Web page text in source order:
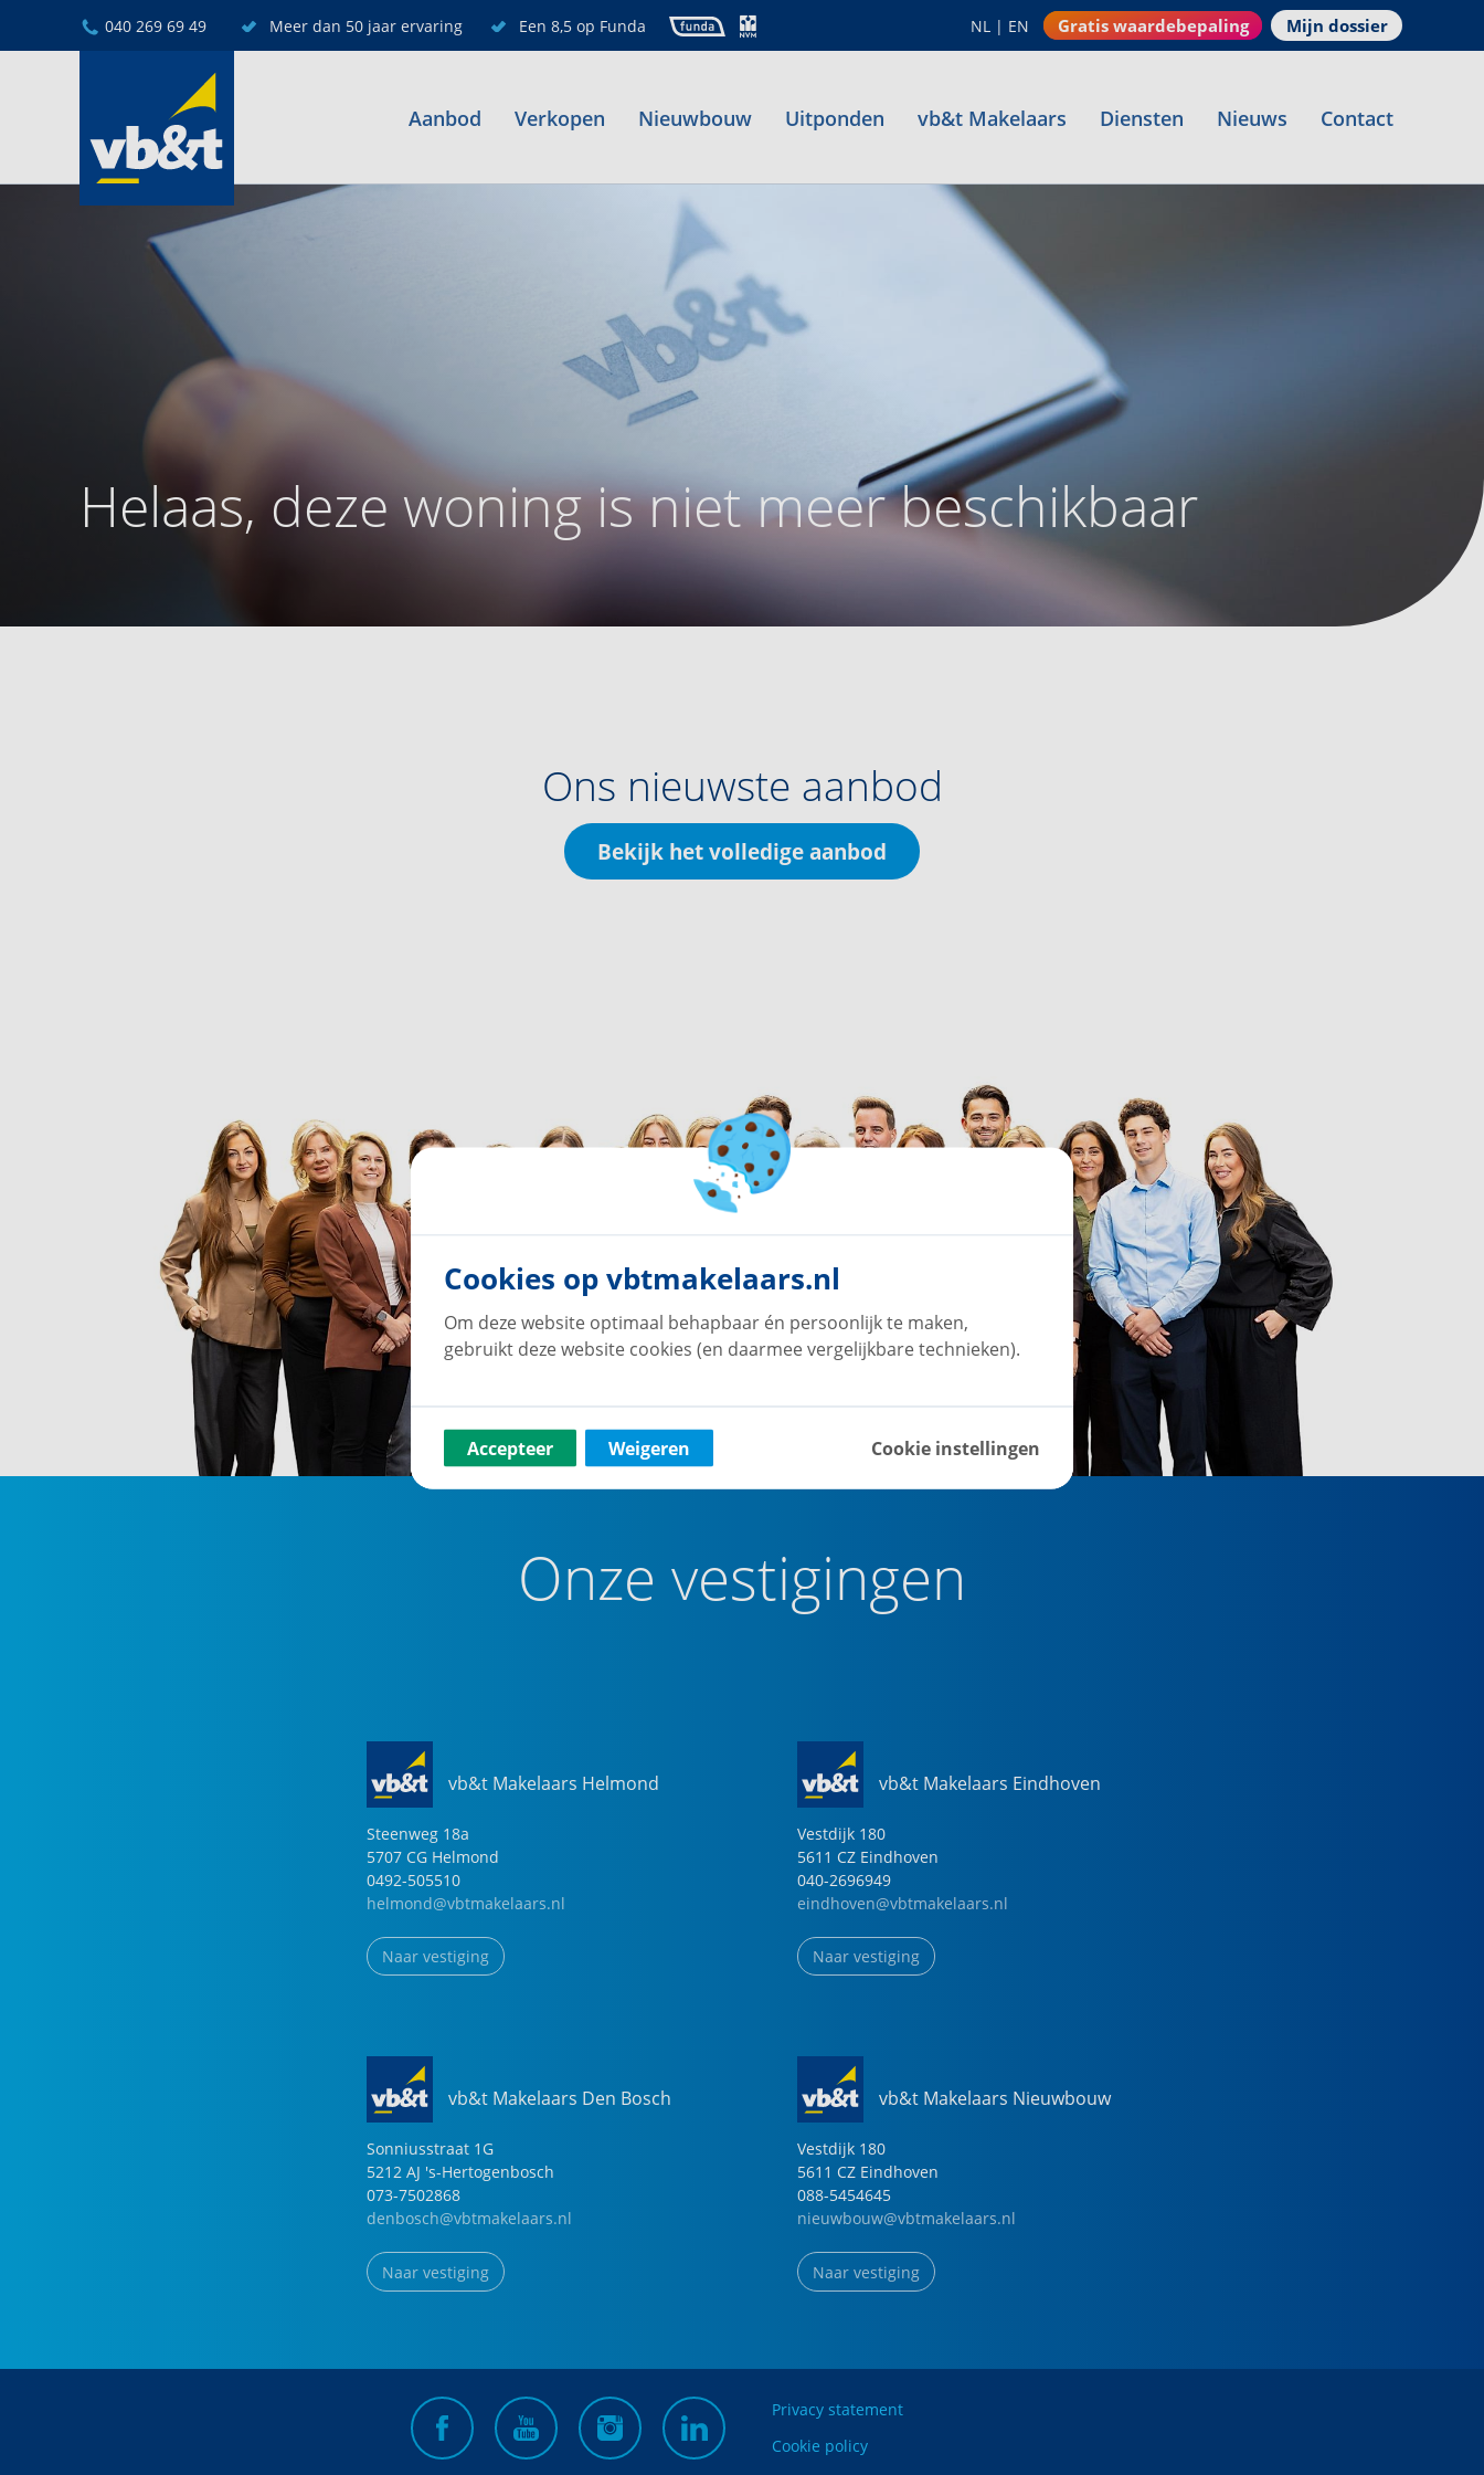
040 269 69 49 Meer dan 50 jaar ervaring Een 8,5 op Funda NL | EN Gratis waardebepaling Mijn dossier
Aanbod Verkopen Nieuwbouw Uitponden vb&t Makelaars Diensten Nieuws Contact
Helaas, deze woning is niet meer beschikbaar
Ons nieuwste aanbod
Bekijk het volledige aanbod
Onze vestigingen
vb&t Makelaars Helmond
Steenweg 18a
5707 CG Helmond
0492-505510
helmond@vbtmakelaars.nl
Naar vestiging
vb&t Makelaars Eindhoven
Vestdijk 180
5611 CZ Eindhoven
040-2696949
eindhoven@vbtmakelaars.nl
Naar vestiging
vb&t Makelaars Den Bosch
Sonniusstraat 1G
5212 AJ 's-Hertogenbosch
073-7502868
denbosch@vbtmakelaars.nl
Naar vestiging
vb&t Makelaars Nieuwbouw
Vestdijk 180
5611 CZ Eindhoven
088-5454645
nieuwbouw@vbtmakelaars.nl
Naar vestiging
Privacy statement
Cookie policy
Cookies op vbtmakelaars.nl
Om deze website optimaal behapbaar én persoonlijk te maken,
gebruikt deze website cookies (en daarmee vergelijkbare technieken).
Accepteer Weigeren Cookie instellingen